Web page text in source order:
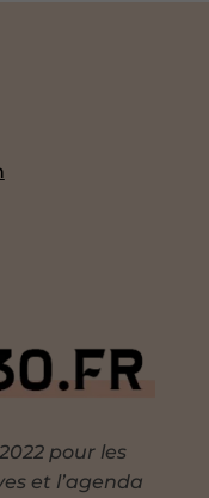
pour les
et l’agenda